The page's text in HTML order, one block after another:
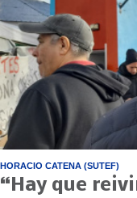
HORACIO CATENA (SUTEF)
“Hay que